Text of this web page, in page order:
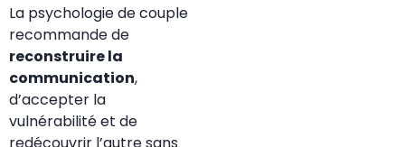
La psychologie de couple
recommande de
reconstruire la
communication,
d’accepter la
vulnérabilité et de